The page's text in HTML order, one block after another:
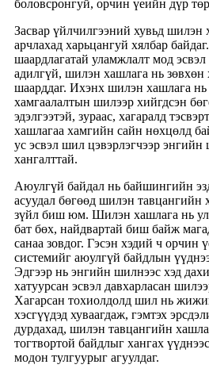
боловсронгуй, орчин үеийн дүр
Засвар үйлчилгээний хувьд шилэн
арчлахад харьцангуй хялбар
шаардлагатай уламжлалт мод
адилгүй, шилэн хашлага нь зөвхөн
шаарддаг. Ихэнх шилэн хашлага нь
хамгаалалтын шилээр хийгдсэн
эдэлгээтэй, зураас, хагаралд
хашлагаа хамгийн сайн нөхцөлд
ус эсвэл шил цэвэрлэгчээр энгийн
хангалттай.
Аюулгүй байдал нь байшингийн
асуудал бөгөөд шилэн тавцангийн
зүйл биш юм. Шилэн хашлага нь
бат бөх, найдвартай биш байж
санаа зовдог. Гэсэн хэдий ч орчин
системийг аюулгүй байдлын
Эдгээр нь энгийн шилнээс хэд
хатуурсан эсвэл давхарласан
Хагарсан тохиолдолд шил нь
хэсгүүдэд хуваагдаж, гэмтэх
дурдахад, шилэн тавцангийн
тогтвортой байдлыг хангах
модон тулгуурыг агуулдаг.